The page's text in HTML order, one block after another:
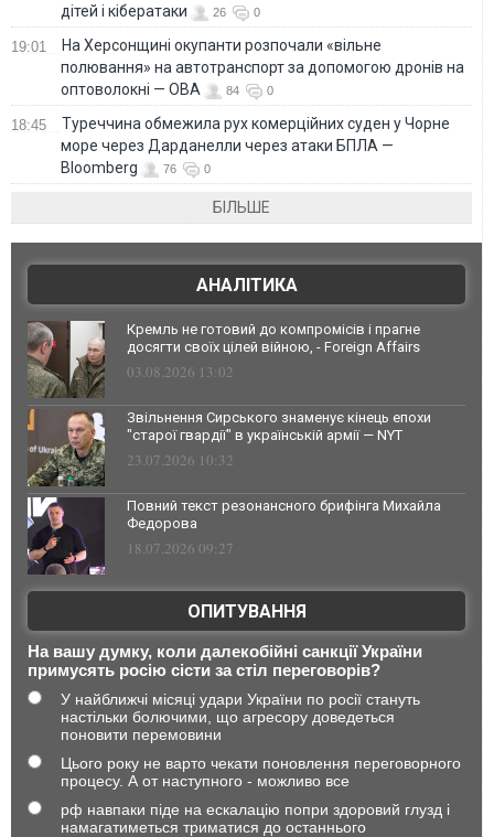
дітей і кібератаки
26 0
19:01
На Херсонщині окупанти розпочали «вільне
полювання» на автотранспорт за допомогою дронів на
оптоволокні — ОВА
84 0
18:45
Туреччина обмежила рух комерційних суден у Чорне
море через Дарданелли через атаки БПЛА —
Bloomberg
76 0
БІЛЬШЕ
АНАЛІТИКА
Кремль не готовий до компромісів і прагне
досягти своїх цілей війною, - Foreign Affairs
03.08.2026 13:02
Звільнення Сирського знаменує кінець епохи
"старої гвардії" в українській армії — NYT
23.07.2026 10:32
Повний текст резонансного брифінга Михайла
Федорова
18.07.2026 09:27
ОПИТУВАННЯ
На вашу думку, коли далекобійні санкції України
примусять росію сісти за стіл переговорів?
У найближчі місяці удари України по росії стануть
настільки болючими, що агресору доведеться
поновити перемовини
Цього року не варто чекати поновлення переговорного
процесу. А от наступного - можливо все
рф навпаки піде на ескалацію попри здоровий глузд і
намагатиметься триматися до останнього